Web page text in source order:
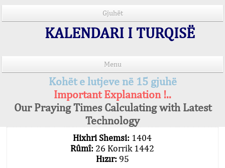
Gjuhët
KALENDARI I TURQISË
Menu
Kohët e lutjeve në 15 gjuhë
Important Explanation !..
Our Praying Times Calculating with Latest
Technology
Hixhri Shemsi: 1404
Rûmî: 26 Korrik 1442
Hızır: 95